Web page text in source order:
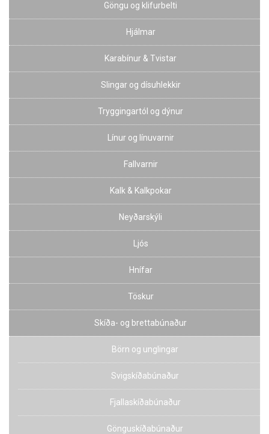
Göngu og klifurbelti
Hjálmar
Karabínur & Tvistar
Slingar og dísuhlekkir
Tryggingartól og dýnur
Línur og línuvarnir
Fallvarnir
Kalk & Kalkpokar
Neyðarskýli
Ljós
Hnífar
Töskur
Skíða- og brettabúnaður
Börn og unglingar
Svigskíðabúnaður
Fjallaskíðabúnaður
Gönguskíðabúnaður